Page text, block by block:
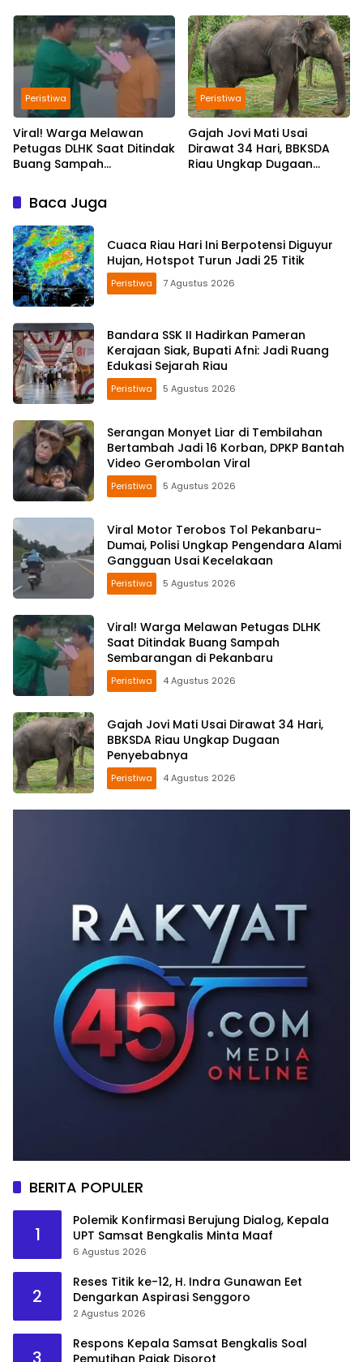
Viral
Kecelakaan
Peristiwa
Viral! Warga Melawan
Petugas DLHK Saat Ditindak
Buang Sampah
Pekanbaru
Peristiwa
Gajah Jovi Mati Usai
Dirawat 34 Hari, BBKSDA
Riau Ungkap Dugaan
Baca Juga
Cuaca Riau Hari Ini Berpotensi Diguyur
Hujan, Hotspot Turun Jadi 25 Titik
Peristiwa 7 Agustus 2026
Bandara SSK II Hadirkan Pameran
Kerajaan Siak, Bupati Afni: Jadi Ruang
Edukasi Sejarah Riau
Peristiwa 5 Agustus 2026
Serangan Monyet Liar di Tembilahan
Bertambah Jadi 16 Korban, DPKP Bantah
Video Gerombolan Viral
Peristiwa 5 Agustus 2026
Viral Motor Terobos Tol Pekanbaru-
Dumai, Polisi Ungkap Pengendara Alami
Gangguan Usai Kecelakaan
Peristiwa 5 Agustus 2026
Viral! Warga Melawan Petugas DLHK
Saat Ditindak Buang Sampah
Sembarangan di Pekanbaru
Peristiwa 4 Agustus 2026
Gajah Jovi Mati Usai Dirawat 34 Hari,
BBKSDA Riau Ungkap Dugaan
Penyebabnya
Peristiwa 4 Agustus 2026
BERITA POPULER
1
Polemik Konfirmasi Berujung Dialog, Kepala
UPT Samsat Bengkalis Minta Maaf
6 Agustus 2026
2
Reses Titik ke-12, H. Indra Gunawan Eet
Dengarkan Aspirasi Senggoro
2 Agustus 2026
Respons Kepala Samsat Bengkalis Soal
Pemutihan Pajak Disorot